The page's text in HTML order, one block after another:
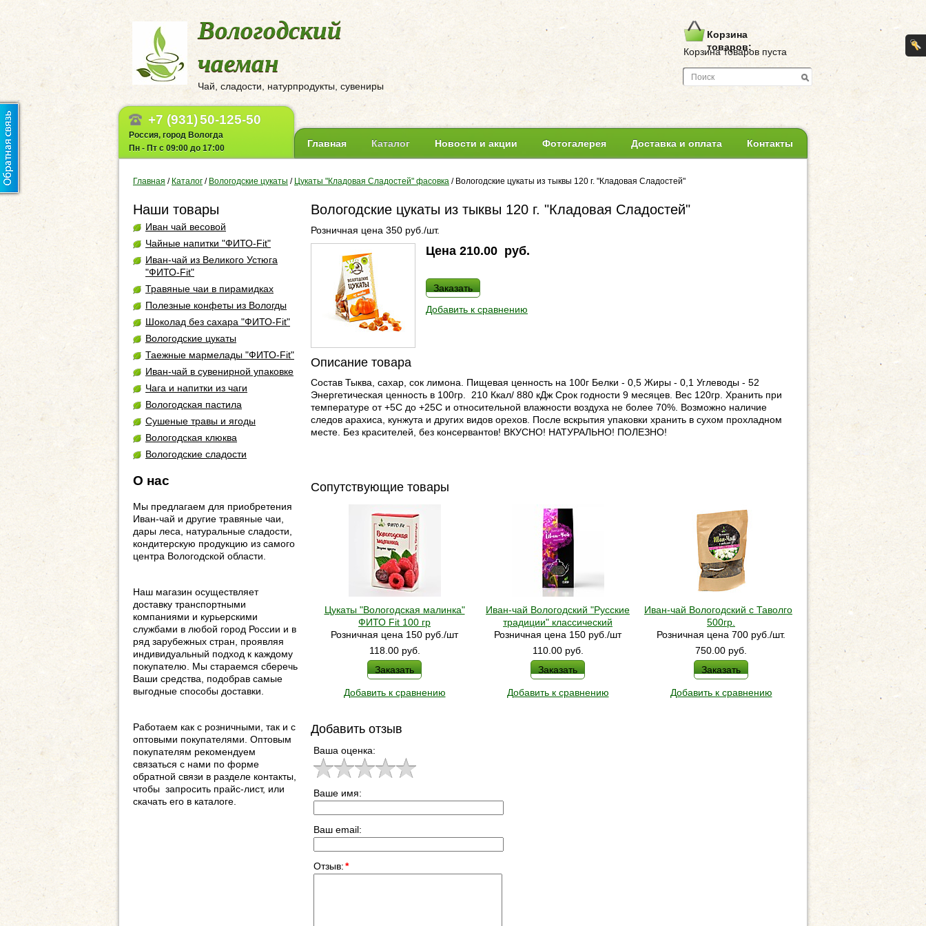
Вологодский
чаеман
Чай, сладости, натурпродукты, сувениры
Корзина
товаров:
Корзина товаров пуста
+7 (931)50-125-50
Россия, город Вологда
Пн - Пт с 09:00 до 17:00
Главная Каталог Новости и акции Фотогалерея Доставка и оплата Контакты
Главная / Каталог / Вологодские цукаты / Цукаты "Кладовая Сладостей" фасовка / Вологодские цукаты из тыквы 120 г. "Кладовая Сладостей"
Наши товары
Иван чай весовой
Чайные напитки "ФИТО-Fit"
Иван-чай из Великого Устюга
"ФИТО-Fit"
Травяные чаи в пирамидках
Полезные конфеты из Вологды
Шоколад без сахара "ФИТО-Fit"
Вологодские цукаты
Таежные мармелады "ФИТО-Fit"
Иван-чай в сувенирной упаковке
Чага и напитки из чаги
Вологодская пастила
Сушеные травы и ягоды
Вологодская клюква
Вологодские сладости
О нас
Мы предлагаем для приобретения
Иван-чай и другие травяные чаи,
дары леса, натуральные сладости,
кондитерскую продукцию из самого
центра Вологодской области.
Наш магазин осуществляет
доставку транспортными
компаниями и курьерскими
службами в любой город России и в
ряд зарубежных стран, проявляя
индивидуальный подход к каждому
покупателю. Мы стараемся сберечь
Ваши средства, подобрав самые
выгодные способы доставки.
Работаем как с розничными, так и с
оптовыми покупателями. Оптовым
покупателям рекомендуем
связаться с нами по форме
обратной связи в разделе контакты,
чтобы запросить прайс-лист, или
скачать его в каталоге.
Вологодские цукаты из тыквы 120 г. "Кладовая Сладостей"
Розничная цена 350 руб./шт.
Цена 210.00 руб.
Заказать
Добавить к сравнению
Описание товара
Состав Тыква, сахар, сок лимона. Пищевая ценность на 100г Белки - 0,5 Жиры - 0,1 Углеводы - 52
Энергетическая ценность в 100гр. 210 Ккал/ 880 кДж Срок годности 9 месяцев. Вес 120гр. Хранить при
температуре от +5С до +25С и относительной влажности воздуха не более 70%. Возможно наличие
следов арахиса, кунжута и других видов орехов. После вскрытия упаковки хранить в сухом прохладном
месте. Без красителей, без консервантов! ВКУСНО! НАТУРАЛЬНО! ПОЛЕЗНО!
Сопутствующие товары
Цукаты "Вологодская малинка"
ФИТО Fit 100 гр
Розничная цена 150 руб./шт
118.00 руб.
Заказать
Добавить к сравнению
Иван-чай Вологодский "Русские
традиции" классический
Розничная цена 150 руб./шт
110.00 руб.
Заказать
Добавить к сравнению
Иван-чай Вологодский с Таволгой
500гр.
Розничная цена 700 руб./шт.
750.00 руб.
Заказать
Добавить к сравнению
Добавить отзыв
Ваша оценка:
Ваше имя:
Ваш email:
Отзыв:*